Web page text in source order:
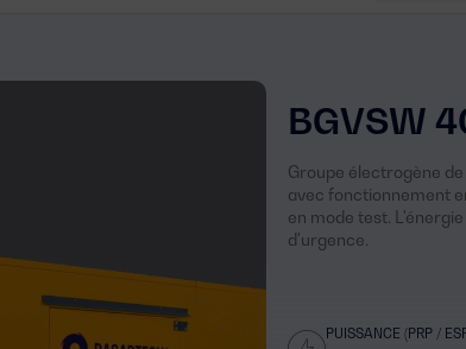
BGVSW
Groupe électrogène
avec fonctionnement
en mode test.
d'urgence.
PUISSANCE (PRP /